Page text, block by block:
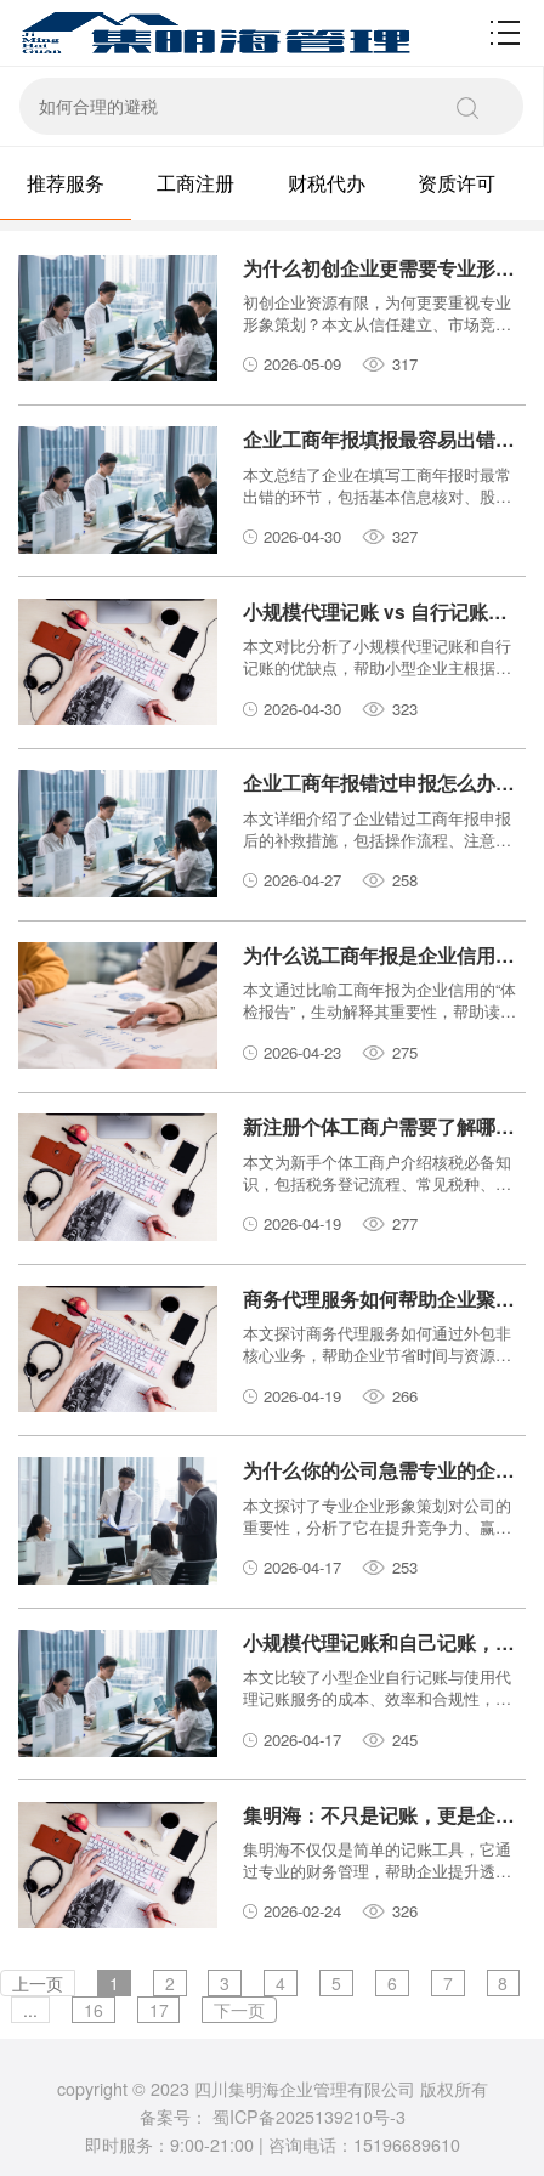
资质许可
推荐服务 工商注册 财税代办 资质许可
为什么初创企业更需要专业形象策划？创业必看
初创企业资源有限，为何更要重视专业
形象策划？本文从信任建立、市场竞
牌建设的必要性与实操方法。
2026-05-09 317
企业工商年报填报最容易出错的环节是什么？
本文总结了企业在填写工商年报时最常
出错的环节，包括基本信息核对、股东
助避免常见问题。
2026-04-30 327
小规模代理记账 vs 自行记账：哪个更适合您？
本文对比分析了小规模代理记账和自行
记账的优缺点，帮助小型企业主根据自
2026-04-30
323
企业工商年报错过申报怎么办？补救方法在这里
本文详细介绍了企业错过工商年报申报
后的补救措施，包括操作流程、注意事
恢复正常经营状态。
2026-04-27 258
为什么说工商年报是企业信用的“体检报告”？
本文通过比喻工商年报为企业信用的“体
检报告”，生动解释其重要性，帮助读者
2026-04-23
275
新注册个体工商户需要了解哪些核税必备知识？
本文为新手个体工商户介绍核税必备知
识，包括税务登记流程、常见税种、申
步。2026-04-19 277
商务代理服务如何帮助企业聚焦核心业务发展？
本文探讨商务代理服务如何通过外包非
核心业务，帮助企业节省时间与资源，
2026-04-19
266
为什么你的公司急需专业的企业形象策划？
本文探讨了专业企业形象策划对公司的
重要性，分析了它在提升竞争力、赢得
用。2026-04-17 253
小规模代理记账和自己记账，哪个更划算？
本文比较了小型企业自行记账与使用代
理记账服务的成本、效率和合规性，帮
2026-04-17
245
集明海：不只是记账，更是企业形象的塑造者
集明海不仅仅是简单的记账工具，它通
过专业的财务管理，帮助企业提升透明
企业形象。
2026-02-24 326
上一页 1 2 3 4 5 6 7
8
...
16 17 下一页
copyright © 2023 四川集明海企业管理有限公司 版权所有
备案号： 蜀ICP备2025139210号-3
即时服务：9:00-21:00 | 咨询电话：15196689610